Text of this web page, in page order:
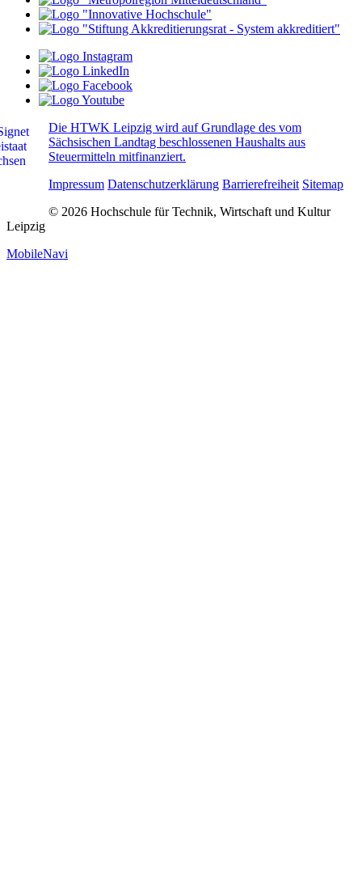
Die HTWK Leipzig wird auf Grundlage des vom
Sächsischen Landtag beschlossenen Haushalts aus
Steuermitteln mitfinanziert.
Impressum Datenschutzerklärung Barrierefreiheit Sitemap
© 2026 Hochschule für Technik, Wirtschaft und Kultur
Leipzig
MobileNavi